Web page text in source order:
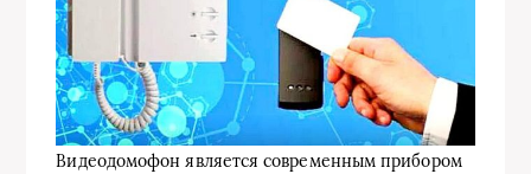
Видеодомофон является современным прибором